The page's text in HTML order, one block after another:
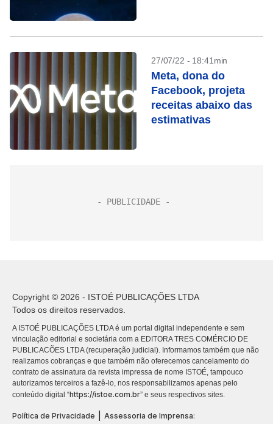
27/07/22 - 18:41min
Meta, dona do
Facebook, projeta
receitas abaixo das
estimativas
Copyright © 2026 - ISTOÉ PUBLICAÇÕES LTDA
Todos os direitos reservados.
A ISTOÉ PUBLICAÇÕES LTDA é um portal digital independente e sem
vinculação editorial e societária com a EDITORA TRES COMÉRCIO DE
PUBLICACÕES LTDA (recuperação judicial). Informamos também que não
realizamos cobranças e que também não oferecemos cancelamento do
contrato de assinatura da revista impressa de nome ISTOÉ, tampouco
autorizamos terceiros a fazê-lo, nos responsabilizamos apenas pelo
conteúdo digital “https://istoe.com.br” e seus respectivos sites.
Política de Privacidade Assessoria de Imprensa: